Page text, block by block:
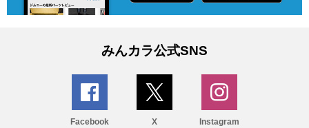
みんカラ公式SNS
Facebook X Instagram